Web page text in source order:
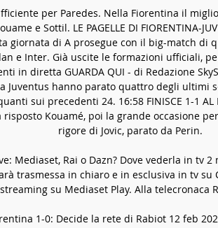
per Paredes. Nella Fiorentina il
e Sottil. LE PAGELLE DI FIORENTINA-
giornata di A prosegue con il big-match di
e Inter. Già uscite le formazioni ufficiali,
in diretta GUARDA QUI - di Redazione
Juventus hanno parato quattro degli ultimi
sui precedenti 24. 16:58 FINISCE 1-1 AL
Kouamé, poi la grande occasione
rigore di Jovic, parato da Perin.
Mediaset, Rai o Dazn? Dove vederla in tv
trasmessa in chiaro e in esclusiva in tv su
streaming su Mediaset Play. Alla telecronaca
1-0: Decide la rete di Rabiot 12 feb